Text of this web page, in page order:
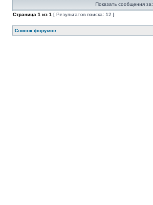
Показать сообщения за:
Страница 1 из 1 [ Результатов поиска: 12 ]
Список форумов